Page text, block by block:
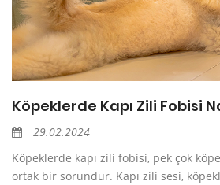
Köpeklerde Kapı Zili Fobisi
29.02.2024
Köpeklerde kapı zili fobisi, pek çok
ortak bir sorundur. Kapı zili sesi,